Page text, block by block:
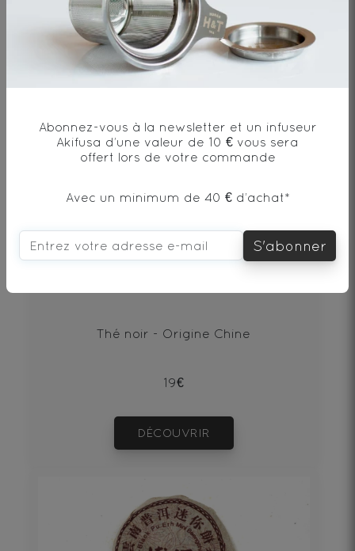
DÉCOUVRIR
Thé noir - Origine Chine
19€
DÉCOUVRIR
Abonnez-vous à la newsletter et un infuseur
Akifusa d’une valeur de 10 € vous sera
offert lors de votre commande
Avec un minimum de 40 € d’achat*
S'abonner